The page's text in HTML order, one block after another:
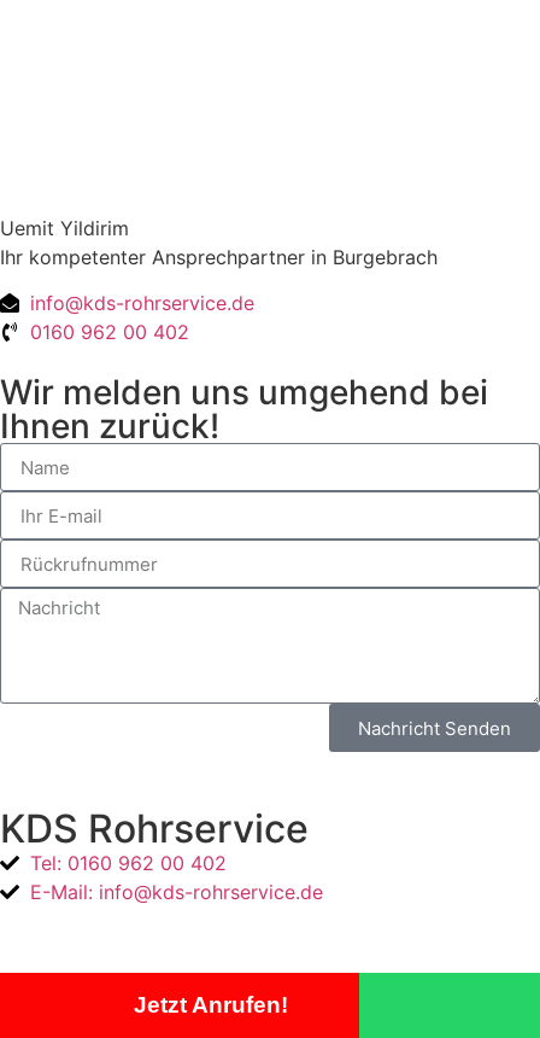
Uemit Yildirim
Ihr kompetenter Ansprechpartner in Burgebrach
info@kds-rohrservice.de
0160 962 00 402
Wir melden uns umgehend bei
Ihnen zurück!
Nachricht Senden
KDS Rohrservice
Tel: 0160 962 00 402
E-Mail: info@kds-rohrservice.de
ImpressumDatenschutz
Jetzt Anrufen!